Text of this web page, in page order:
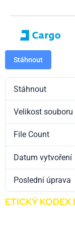
Stáhnout
Stáhnout
Velikost souboru
File Count
Datum vytvoření
Poslední úprava
ETICKÝ KODEX